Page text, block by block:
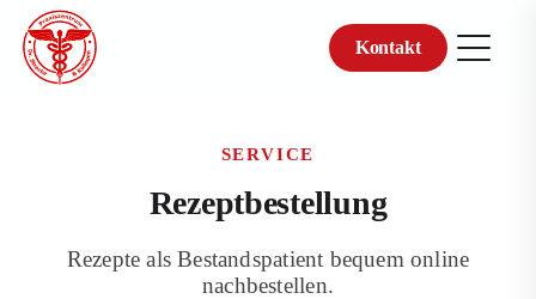
Kontakt
SERVICE
Rezeptbestellung
Rezepte als Bestandspatient bequem online
nachbestellen.